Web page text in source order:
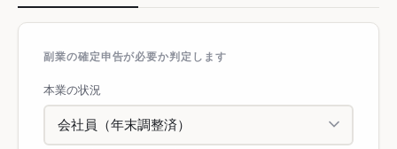
副業の確定申告が必要か判定します
本業の状況